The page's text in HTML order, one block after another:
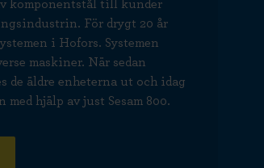
komponentstål till kunder
För drygt 20 år
i Hofors. Systemen
maskiner. När sedan
de äldre enheterna ut och idag
hjälp av just Sesam 800.